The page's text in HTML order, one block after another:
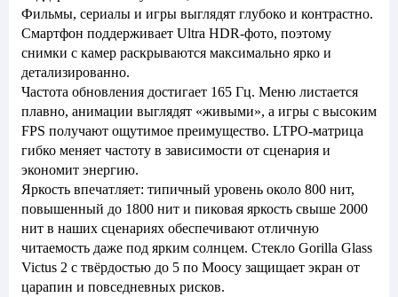
Фильмы, сериалы и игры выглядят глубоко и контрастно.
Смартфон поддерживает Ultra HDR-фото, поэтому
снимки с камер раскрываются максимально ярко и
детализированно.
Частота обновления достигает 165 Гц. Меню листается
плавно, анимации выглядят «живыми», а игры с высоким
FPS получают ощутимое преимущество. LTPO-матрица
гибко меняет частоту в зависимости от сценария и
экономит энергию.
Яркость впечатляет: типичный уровень около 800 нит,
повышенный до 1800 нит и пиковая яркость свыше 2000
нит в наших сценариях обеспечивают отличную
читаемость даже под ярким солнцем. Стекло Gorilla Glass
Victus 2 с твёрдостью до 5 по Моосу защищает экран от
царапин и повседневных рисков.